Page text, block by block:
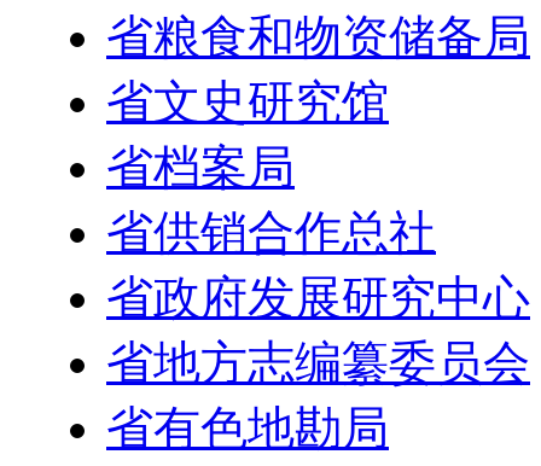
省粮食和物资储备局
省文史研究馆
省档案局
省供销合作总社
省政府发展研究中心
省地方志编纂委员会
省有色地勘局